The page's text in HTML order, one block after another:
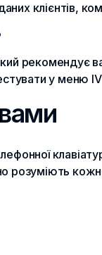
клієнтів,
рекомендує
у меню
розуміють